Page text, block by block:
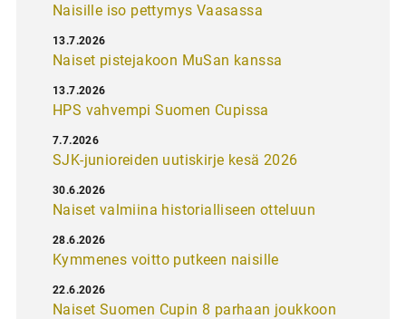
Naisille iso pettymys Vaasassa
Naiset pistejakoon MuSan kanssa
13.7.2026
HPS vahvempi Suomen Cupissa
13.7.2026
SJK-junioreiden uutiskirje kesä 2026
7.7.2026
Naiset valmiina historialliseen otteluun
30.6.2026
Kymmenes voitto putkeen naisille
28.6.2026
Naiset Suomen Cupin 8 parhaan joukkoon
22.6.2026